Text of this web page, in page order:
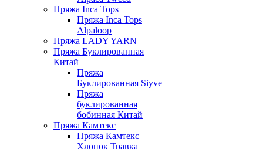
Пряжа Inca Tops
Пряжа Inca Tops
Alpaloop
Пряжа LADY YARN
Пряжа Буклированная
Китай
Пряжа
Буклированная Siyve
Пряжа
буклированная
бобинная Китай
Пряжа Камтекс
Пряжа Камтекс
Хлопок Травка